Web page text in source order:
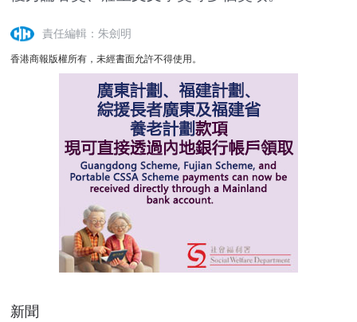
責任編輯：朱劍明
香港商報版權所有，未經書面允許不得使用。
新聞